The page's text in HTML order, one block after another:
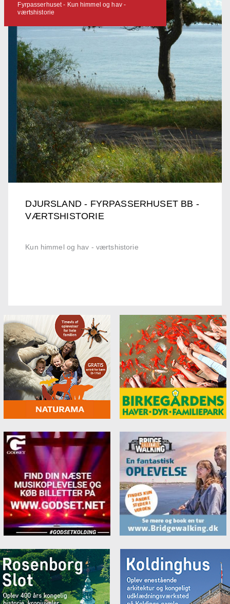
DJURSLAND - FYRPASSERHUSET BB -
VÆRTSHISTORIE
Kun himmel og hav - værtshistorie
Fyrpasserhuset - Kun himmel og hav -
værtshistorie